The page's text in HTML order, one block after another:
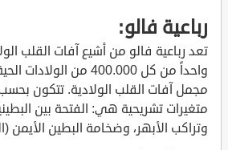
رباعية فالو:
تعد رباعية فالو من أشيع آفات القلب
مجمل آفات القلب الولادية. تتكون
متغيرات تشريحية هي: الفتحة بين
وتراكب الأبهر، وضخامة البطين الأيمن